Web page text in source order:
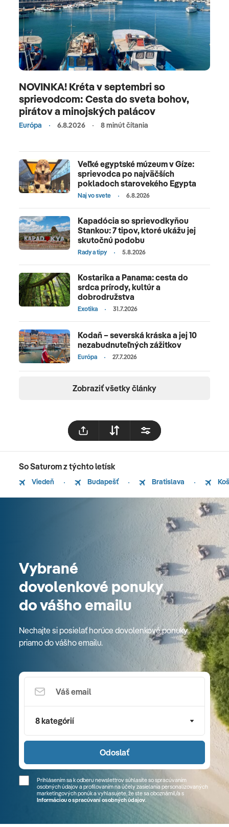
NOVINKA! Kréta v septembri so
sprievodcom: Cesta do sveta bohov,
pirátov a minojských palácov
Európa 6.8.2026 8 minút čítania
Veľké egyptské múzeum v Gíze:
sprievodca po najväčších
pokladoch starovekého Egypta
Naj vo svete 6.8.2026
Kapadócia so sprievodkyňou
Stankou: 7 tipov, ktoré ukážu jej
skutočnú podobu
Rady a tipy 5.8.2026
Kostarika a Panama: cesta do
srdca prírody, kultúr a
dobrodružstva
Exotika 31.7.2026
Kodaň – severská kráska a jej 10
nezabudnuteľných zážitkov
Európa 27.7.2026
Zobraziť všetky články
So Saturom z týchto letísk
Viedeň Budapešť Bratislava
Vybrané
dovolenkové ponuky
do vášho emailu
Nechajte si posielať horúce dovolenkové ponuky
priamo do vášho emailu.
8 kategórií
Odoslať
Prihlásením sa k odberu newslettrov súhlasíte so spracúvaním
osobných údajov a profilovaním na účely zasielania personalizovaných
marketingových ponúk a vyhlasujete, že ste sa oboznámil/a s
Informáciou o spracúvaní osobných údajov.